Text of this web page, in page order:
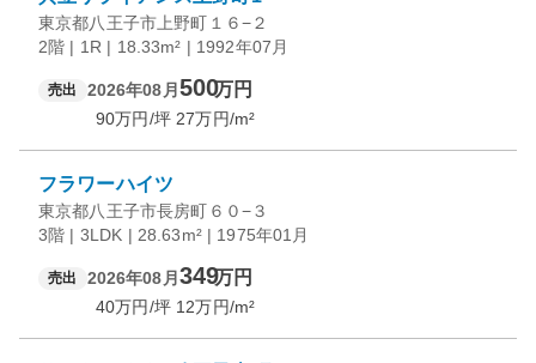
東京都八王子市上野町１６−２
2階 | 1R | 18.33m² | 1992年07月
売出 2026年08月 500万円
90万円/坪 27万円/m²
フラワーハイツ
東京都八王子市長房町６０−３
3階 | 3LDK | 28.63m² | 1975年01月
売出 2026年08月 349万円
40万円/坪 12万円/m²